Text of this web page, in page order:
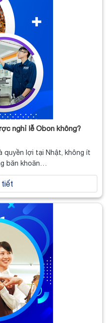
nghỉ lễ Obon không?
quyền lợi tại Nhật, không ít
băn khoăn…
tiết